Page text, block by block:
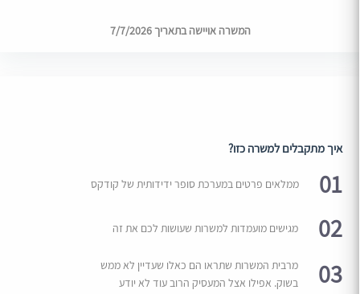
המשרה אויישה בתאריך 7/7/2026
איך מתקבלים למשרה כזו?
01 ממלאים פרטים במערכת סופר ידידותית של קודקס
02 מגישים מועמדות למשרות שעושות לכם את זה
03
מרבית המשרות שתראו הם כאלו שעדיין לא ממש
בשוק. אפילו אצל המעסיק הרוב עוד לא יודע